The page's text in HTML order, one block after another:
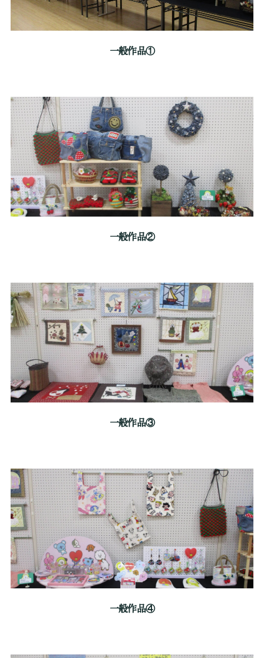
一般作品①
一般作品②
一般作品③
一般作品④